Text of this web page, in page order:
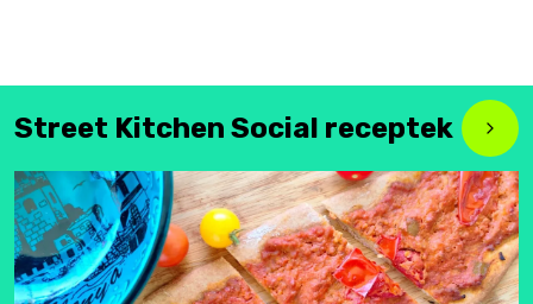
Street Kitchen Social receptek